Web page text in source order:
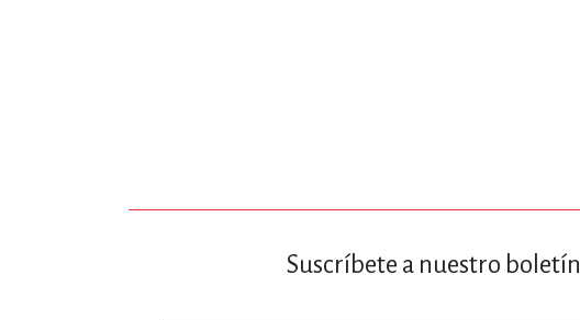
MATEMÁTICAS Y CIENCIAS
Suscríbete a nuestro boletín